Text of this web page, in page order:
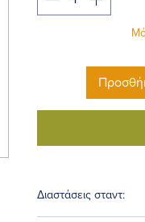
Διαστάσεις σταντ: